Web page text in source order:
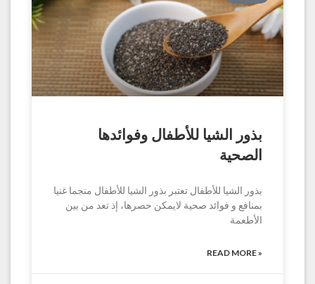
بذور الشيا للأطفال وفوائدها
الصحية
بذور الشيا للأطفال تعتبر بذور الشيا للأطفال منجما غنيا
بمنافع و فوائد صحية لايمكن حصرها، إذ تعد من بين
الأطعمة
READ MORE »